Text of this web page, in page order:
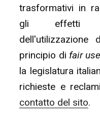
trasformativi in
gli effetti
dell'utilizzazione
principio di fair use
la legislatura
richieste e
contatto del sito.